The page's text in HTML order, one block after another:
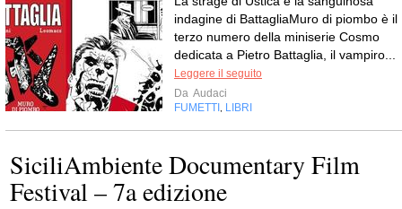
indagine di BattagliaMuro di piombo è il
terzo numero della miniserie Cosmo
dedicata a Pietro Battaglia, il vampiro...
Leggere il seguito
Da Audaci
FUMETTI
LIBRI
SiciliAmbiente Documentary Film
Festival – 7a edizione